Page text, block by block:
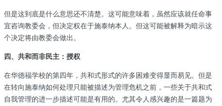
但是这到底是什么意思还不清楚。这可能意味着，虽然应该就任命事
宜咨询教委会，但决定权在于施泰纳本人。但这可能被解释为暗示这
个决定将由教委会做出。
四、共和而非民主：授权
在华德福学校的第四年，共和式形式的许多困难变得显而易见。但是
在转向施泰纳如何处理只能被描述为管理危机之前，一些关于共和式
自我管理的进一步描述可能是有用的。尤其令人感兴趣的是一篇题为